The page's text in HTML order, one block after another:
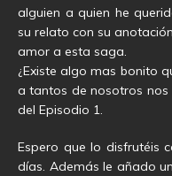
alguien a quien he
su relato con su
amor a esta saga.
¿Existe algo mas bonito
a tantos de nosotros nos
del Episodio 1.
Espero que lo disfrutéis
días. Además le añado